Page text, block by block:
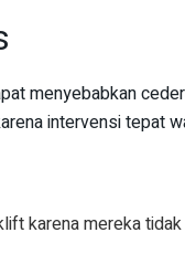
menyebabkan
intervensi tepat
karena mereka